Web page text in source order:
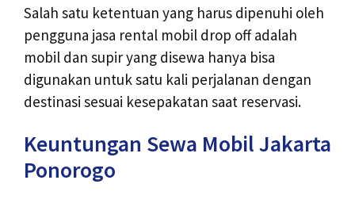
Salah satu ketentuan yang harus dipenuhi oleh
pengguna jasa rental mobil drop off adalah
mobil dan supir yang disewa hanya bisa
digunakan untuk satu kali perjalanan dengan
destinasi sesuai kesepakatan saat reservasi.
Keuntungan Sewa Mobil Jakarta
Ponorogo